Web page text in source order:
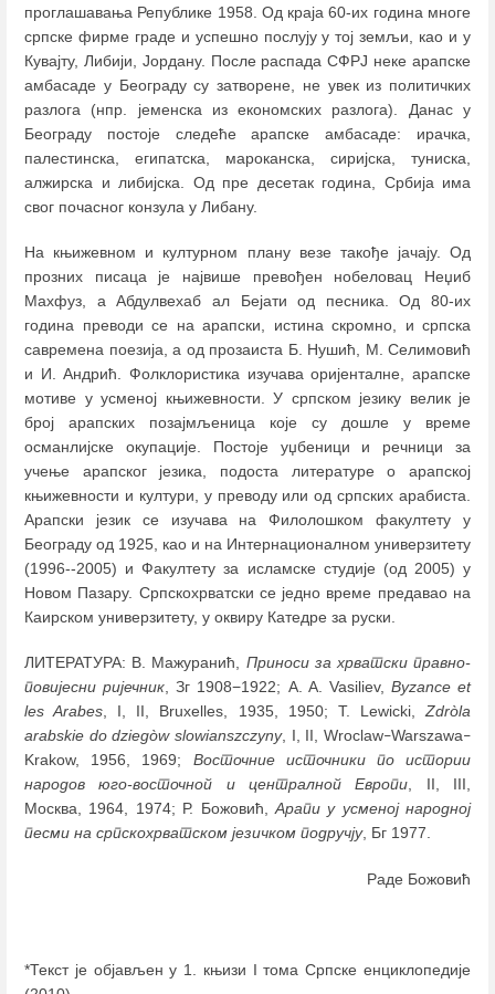
проглашавања Републике 1958. Од краја 60-их година многе
српске фирме граде и успешно послују у тој земљи, као и у
Кувајту, Либији, Јордану. После распада СФРЈ неке арапске
амбасаде у Београду су затворене, не увек из политичких
разлога (нпр. јеменска из економских разлога). Данас у
Београду постоје следеће арапске амбасаде: ирачка,
палестинска, египатска, мароканска, сиријска, туниска,
алжирска и либијска. Од пре десетак година, Србија има
свог почасног конзула у Либану.
На књижевном и културном плану везе такође јачају. Од
прозних писаца је највише превођен нобеловац Неџиб
Махфуз, а Абдулвехаб ал Бејати од песника. Од 80-их
година преводи се на арапски, истина скромно, и српска
савремена поезија, а од прозаиста Б. Нушић, М. Селимовић
и И. Андрић. Фолклористика изучава оријенталне, арапске
мотиве у усменој књижевности. У српском језику велик је
број арапских позајмљеница које су дошле у време
османлијске окупације. Постоје уџбеници и речници за
учење арапског језика, подоста литературе о арапској
књижевности и култури, у преводу или од српских арабиста.
Арапски језик се изучава на Филолошком факултету у
Београду од 1925, као и на Интернационалном универзитету
(1996--2005) и Факултету за исламске студије (од 2005) у
Новом Пазару. Српскохрватски се једно време предавао на
Каирском универзитету, у оквиру Катедре за руски.
ЛИТЕРАТУРА: В. Мажуранић, Приноси за хрватски правно-
повијесни ријечник, Зг 1908−1922; A. A. Vasiliev, Byzance et
les Arabes, I, II, Bruxelles, 1935, 1950; T. Lewicki,Zdròla
arabskie do dziegòw slowianszczyny, I, II, Wroclaw–Warszawa–
Krakow, 1956, 1969; Восточние источники по истории
народов юго-восточной и централной Европи, II, III,
Москва, 1964, 1974; Р. Божовић,Арапи у усменој народној
песми на српскохрватском језичком подручју, Бг 1977.
Раде Божовић
*Текст је објављен у 1. књизи I тома Српске енциклопедије